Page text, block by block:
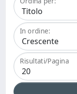
In ordine:
Risultati/Pagina